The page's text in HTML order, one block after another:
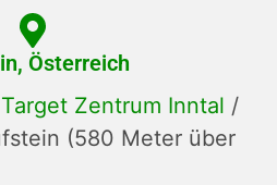
Österreich
Zentrum Inntal /
(580 Meter über